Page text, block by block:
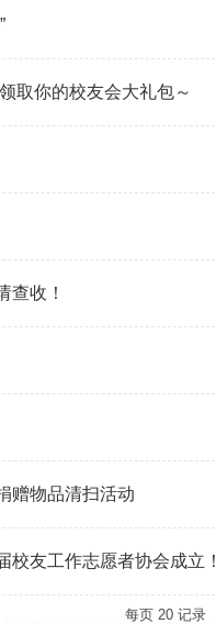
取你的校友会大礼包～
查收！
赠物品清扫活动
友工作志愿者协会成立！
每页 20 记录